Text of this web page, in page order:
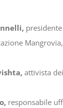
presidente
attivista
responsabile